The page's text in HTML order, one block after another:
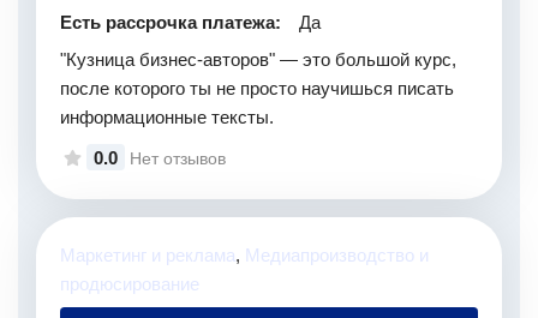
Есть рассрочка платежа:
Да
"Кузница бизнес-авторов" — это большой курс,
после которого ты не просто научишься писать
информационные тексты.
0.0
Нет отзывов
Маркетинг и реклама, Медиапроизводство и
продюсирование